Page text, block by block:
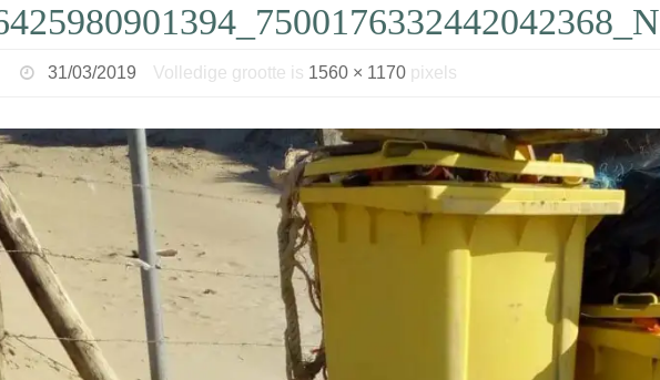
31/03/2019 Volledige grootte is 1560 × 1170 pixels